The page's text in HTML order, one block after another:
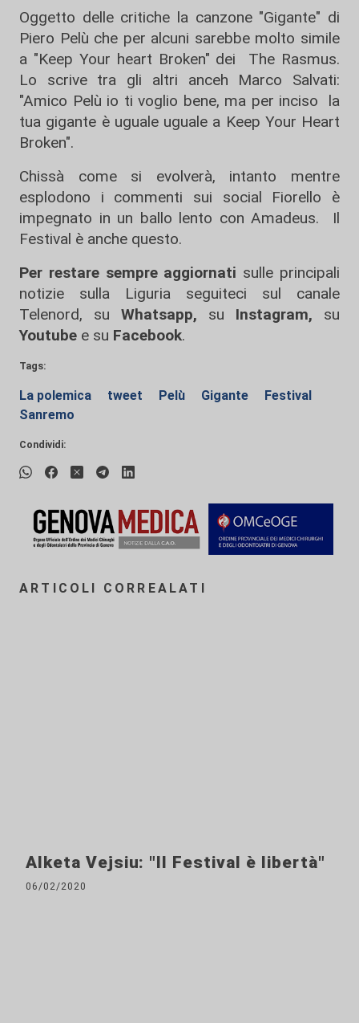
Oggetto delle critiche la canzone "Gigante" di
Piero Pelù che per alcuni sarebbe molto simile
a "Keep Your heart Broken" dei The Rasmus.
Lo scrive tra gli altri anceh Marco Salvati:
"Amico Pelù io ti voglio bene, ma per inciso la
tua gigante è uguale uguale a Keep Your Heart
Broken".
Chissà come si evolverà, intanto mentre
esplodono i commenti sui social Fiorello è
impegnato in un ballo lento con Amadeus. Il
Festival è anche questo.
Per restare sempre aggiornati sulle principali
notizie sulla Liguria seguiteci sul canale
Telenord, su
Whatsapp, su Instagram, su
Youtube e su Facebook.
Tags:
La polemica tweet Pelù Gigante
Festival
Sanremo
Condividi:
ARTICOLI CORREALATI
Alketa Vejsiu: "Il Festival è libertà"
06/02/2020